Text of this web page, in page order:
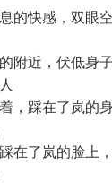
的快感，双眼
附近，伏低身
，踩在了岚的
在了岚的脸上